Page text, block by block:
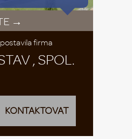
→
firma
, SPOL.
KONTAKTOVAT